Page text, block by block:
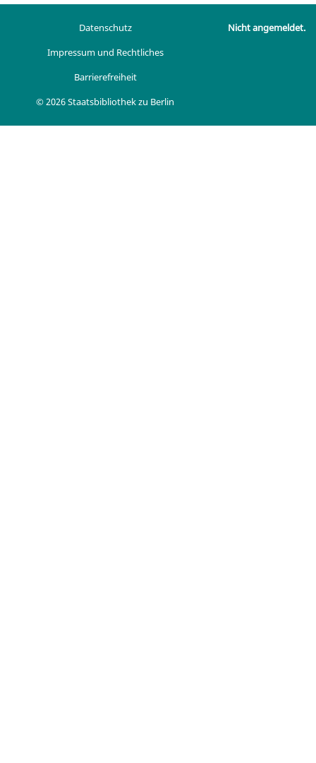
Datenschutz
Impressum und Rechtliches
Barrierefreiheit
© 2026 Staatsbibliothek zu Berlin
Nicht angemeldet.